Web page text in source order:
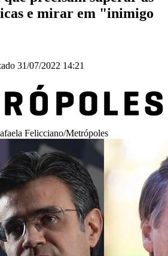
e mirar em "inimigo
31/07/2022 14:21
Felicciano/Metrópoles